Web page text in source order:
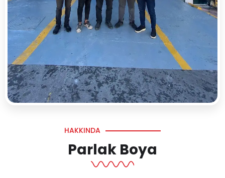
HAKKINDA
Parlak Boya